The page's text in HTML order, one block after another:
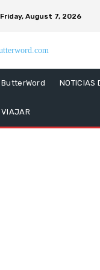
Friday, August 7, 2026
ButterWord NOTICIAS
VIAJAR